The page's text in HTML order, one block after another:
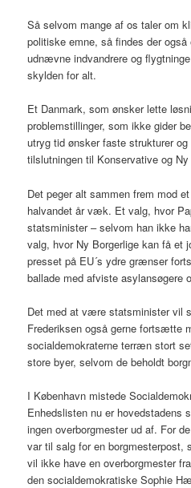
Så selvom mange af os taler om
politiske emne, så findes der
udnævne indvandrere og
skylden for alt.
Et Danmark, som ønsker lette
problemstillinger, som ikke gider
utryg tid ønsker faste strukturer og
tilslutningen til Konservative og Ny
Det peger alt sammen frem mod
halvandet år væk. Et valg, hvor
statsminister – selvom han ikke
valg, hvor Ny Borgerlige kan få et
presset på EU´s ydre grænser
ballade med afviste asylansøgere
Det med at være statsminister vil
Frederiksen også gerne fortsætte
socialdemokraterne terræn stort
store byer, selvom de beholdt
I København mistede
Enhedslisten nu er hovedstadens
ingen overborgmester ud af. For
var til salg for en borgmesterpost,
vil ikke have en overborgmester
den socialdemokratiske Sophie